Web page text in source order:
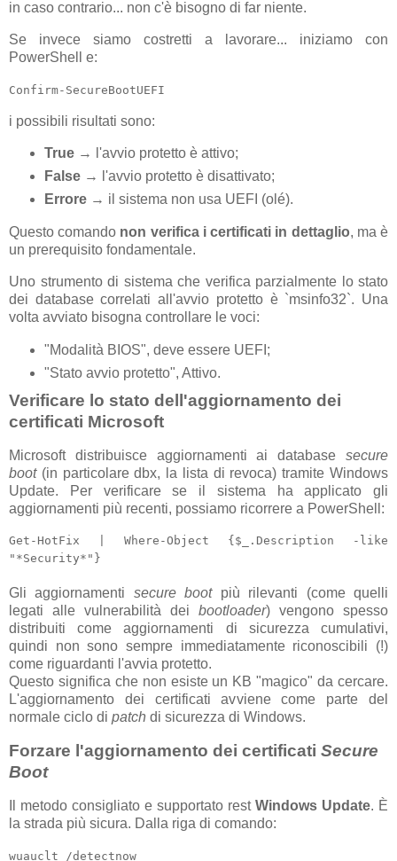
in caso contrario... non c'è bisogno di far niente.
Se invece siamo costretti a lavorare... iniziamo con
PowerShell e:
Confirm-SecureBootUEFI
i possibili risultati sono:
True→ l'avvio protetto è attivo;
False→ l'avvio protetto è disattivato;
Errore→ il sistema non usa UEFI (olé).
Questo comando non verifica i certificati in dettaglio, ma è
un prerequisito fondamentale.
Uno strumento di sistema che verifica parzialmente lo stato
dei database correlati all'avvio protetto è `msinfo32`. Una
volta avviato bisogna controllare le voci:
"Modalità BIOS", deve essere UEFI;
"Stato avvio protetto", Attivo.
Verificare lo stato dell'aggiornamento dei
certificati Microsoft
Microsoft distribuisce aggiornamenti ai database secure
boot(in particolare dbx, la lista di revoca) tramite Windows
Update. Per verificare se il sistema ha applicato gli
aggiornamenti più recenti, possiamo ricorrere a PowerShell:
Get-HotFix | Where-Object {$_.Description -like
"*Security*"}
Gli aggiornamenti secure bootpiù rilevanti (come quelli
legati alle vulnerabilità dei bootloader) vengono spesso
distribuiti come aggiornamenti di sicurezza cumulativi,
quindi non sono sempre immediatamente riconoscibili (!)
come riguardanti l'avvia protetto.
Questo significa che non esiste un KB "magico" da cercare.
L'aggiornamento dei certificati avviene come parte del
normale ciclo di patch di sicurezza di Windows.
Forzare l'aggiornamento dei certificati Secure
Boot
Il metodo consigliato e supportato rest Windows Update. È
la strada più sicura. Dalla riga di comando:
wuauclt /detectnow